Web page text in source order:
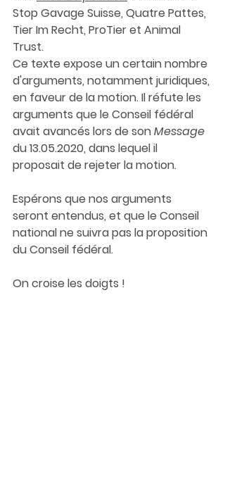
Stop Gavage Suisse, Quatre Pattes,
Tier Im Recht, ProTier et Animal
Trust.
Ce texte expose un certain nombre
d'arguments, notamment juridiques,
en faveur de la motion. Il réfute les
arguments que le Conseil fédéral
avait avancés lors de son Message
du 13.05.2020, dans lequel il
proposait de rejeter la motion.
Espérons que nos arguments
seront entendus, et que le Conseil
national ne suivra pas la proposition
du Conseil fédéral.
On croise les doigts !